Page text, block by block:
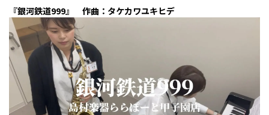
『銀河鉄道999』 作曲：タケカワユキヒデ